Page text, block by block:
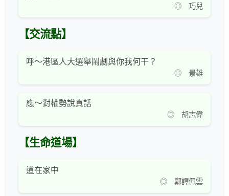
◎ 巧兒
【交流點】
呼～港區人大選舉鬧劇與你我何干？
◎ 景雄
應～對權勢說真話
◎ 胡志偉
【生命道場】
道在家中
◎ 鄭譚佩雲